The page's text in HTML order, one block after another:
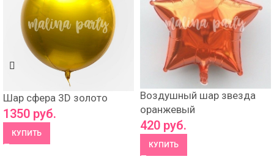
Шар сфера 3D золото
1350 руб.
КУПИТЬ
Воздушный шар звезда
оранжевый
420 руб.
КУПИТЬ